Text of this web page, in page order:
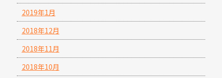
2019年1月
2018年12月
2018年11月
2018年10月